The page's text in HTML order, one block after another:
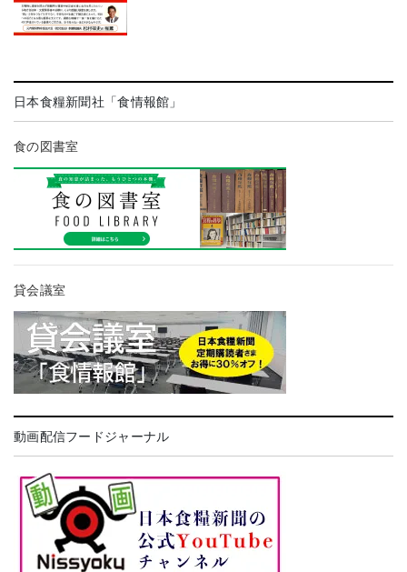
日本食糧新聞社「食情報館」
食の図書室
貸会議室
動画配信フードジャーナル